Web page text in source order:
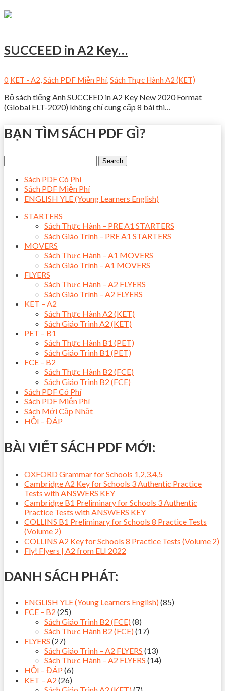
SUCCEED in A2 Key…
0 KET - A2,Sách PDF Miễn Phí,Sách Thực Hành A2 (KET)
Bộ sách tiếng Anh SUCCEED in A2 Key New 2020 Format
(Global ELT-2020) không chỉ cung cấp 8 bài thi…
BẠN TÌM SÁCH PDF GÌ?
Sách PDF Có Phí
Sách PDF Miễn Phí
ENGLISH YLE (Young Learners English)
STARTERS
Sách Thực Hành – PRE A1 STARTERS
Sách Giáo Trình – PRE A1 STARTERS
MOVERS
Sách Thực Hành – A1 MOVERS
Sách Giáo Trình – A1 MOVERS
FLYERS
Sách Thực Hành – A2 FLYERS
Sách Giáo Trình – A2 FLYERS
KET – A2
Sách Thực Hành A2 (KET)
Sách Giáo Trình A2 (KET)
PET – B1
Sách Thực Hành B1 (PET)
Sách Giáo Trình B1 (PET)
FCE – B2
Sách Thực Hành B2 (FCE)
Sách Giáo Trình B2 (FCE)
Sách PDF Có Phí
Sách PDF Miễn Phí
Sách Mới Cập Nhật
HỎI – ĐÁP
BÀI VIẾT SÁCH PDF MỚI:
OXFORD Grammar for Schools 1,2,3,4,5
Cambridge A2 Key for Schools 3 Authentic Practice
Tests with ANSWERS KEY
Cambridge B1 Preliminary for Schools 3 Authentic
Practice Tests with ANSWERS KEY
COLLINS B1 Preliminary for Schools 8 Practice Tests
(Volume 2)
COLLINS A2 Key for Schools 8 Practice Tests (Volume 2)
Fly! Flyers | A2 from ELI 2022
DANH SÁCH PHÁT:
ENGLISH YLE (Young Learners English) (85)
FCE – B2 (25)
Sách Giáo Trình B2 (FCE) (8)
Sách Thực Hành B2 (FCE) (17)
FLYERS (27)
Sách Giáo Trình – A2 FLYERS (13)
Sách Thực Hành – A2 FLYERS (14)
HỎI – ĐÁP (6)
KET – A2 (26)